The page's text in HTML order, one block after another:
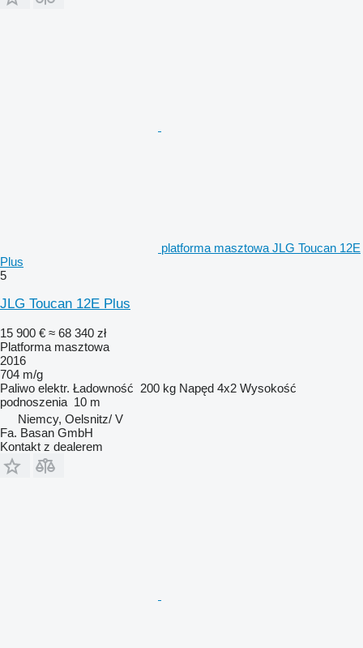
platforma masztowa JLG Toucan 12E
Plus
5
JLG Toucan 12E Plus
15 900 € ≈ 68 340 zł
Platforma masztowa
2016
704 m/g
Paliwo elektr. Ładowność 200 kg Napęd 4x2 Wysokość
podnoszenia 10 m
Niemcy, Oelsnitz/ V
Fa. Basan GmbH
Kontakt z dealerem